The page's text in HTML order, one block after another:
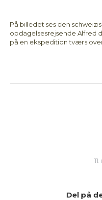
På billedet ses den
opdagelsesrejsende Alfred
på en ekspedition tværs over
Del på